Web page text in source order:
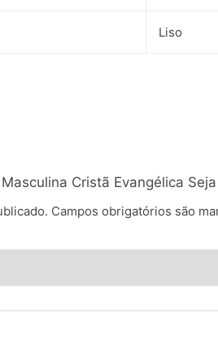
Liso
Cristã Evangélica
Campos obrigatórios são